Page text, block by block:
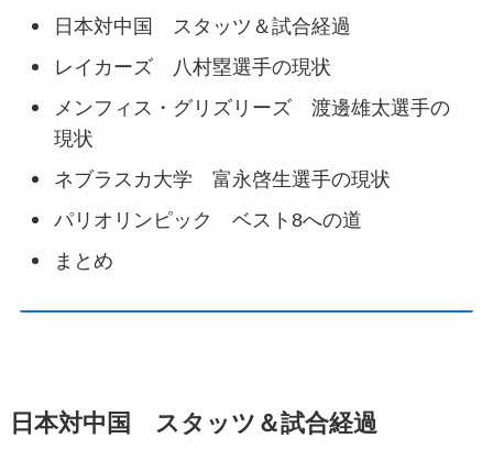
日本対中国 スタッツ＆試合経過
レイカーズ 八村塁選手の現状
メンフィス・グリズリーズ 渡邊雄太選手の
現状
ネブラスカ大学 富永啓生選手の現状
パリオリンピック ベスト8への道
まとめ
日本対中国 スタッツ＆試合経過